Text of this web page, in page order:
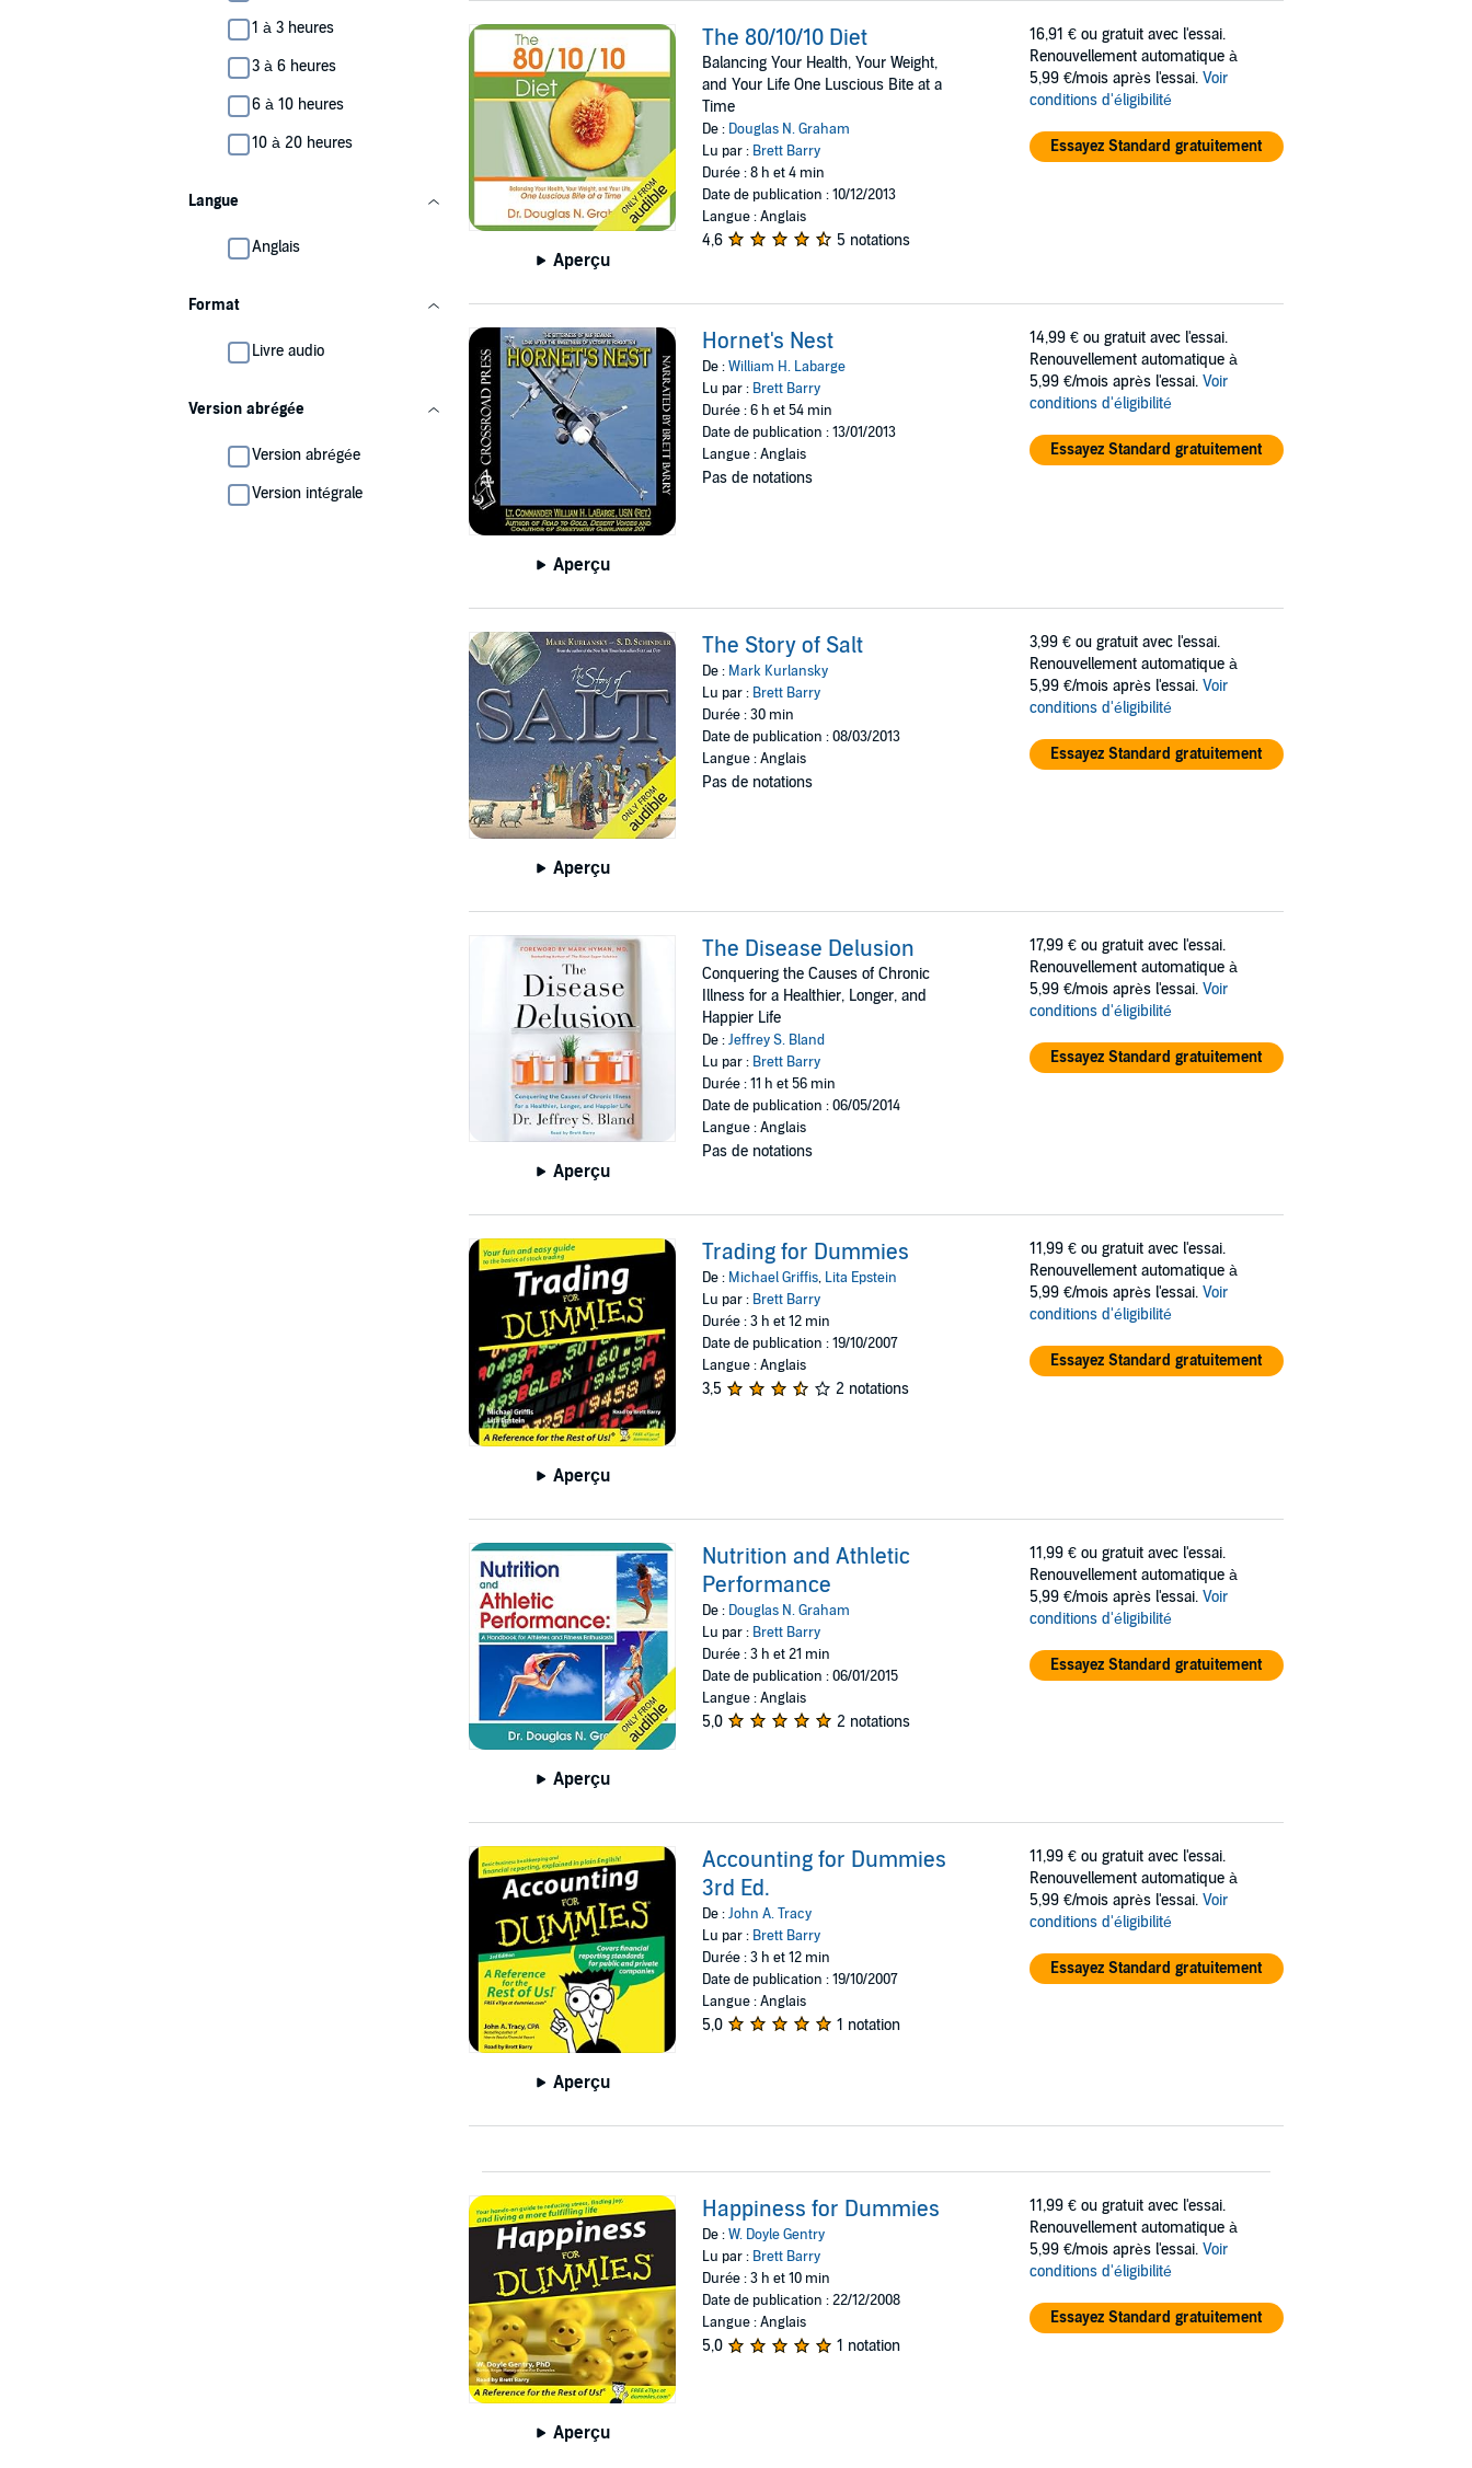
1 à 3 heures
3 à 6 heures
6 à 10 heures
10 à 20 heures
Langue
Anglais
Format
Livre audio
Version abrégée
Version abrégée
Version intégrale
Aperçu
The 80/10/10 Diet
Balancing Your Health, Your Weight,
and Your Life One Luscious Bite at a
Time
De : Douglas N. Graham
Lu par : Brett Barry
Durée : 8 h et 4 min
Date de publication : 10/12/2013
Langue : Anglais
4,6 5 notations
16,91 € ou gratuit avec l'essai.
Renouvellement automatique à
5,99 €/mois après l'essai. Voir
conditions d'éligibilité
Essayez Standard gratuitement
Aperçu
Hornet's Nest
De :William H. Labarge
Lu par : Brett Barry
Durée : 6 h et 54 min
Date de publication : 13/01/2013
Langue : Anglais
Pas de notations
14,99 € ou gratuit avec l'essai.
Renouvellement automatique à
5,99 €/mois après l'essai. Voir
conditions d'éligibilité
Essayez Standard gratuitement
Aperçu
The Story of Salt
De : Mark Kurlansky
Lu par : Brett Barry
Durée : 30 min
Date de publication : 08/03/2013
Langue : Anglais
Pas de notations
3,99 € ou gratuit avec l'essai.
Renouvellement automatique à
5,99 €/mois après l'essai. Voir
conditions d'éligibilité
Essayez Standard gratuitement
Aperçu
The Disease Delusion
Conquering the Causes of Chronic
Illness for a Healthier, Longer, and
Happier Life
De :Jeffrey S. Bland
Lu par : Brett Barry
Durée : 11 h et 56 min
Date de publication : 06/05/2014
Langue : Anglais
Pas de notations
17,99 € ou gratuit avec l'essai.
Renouvellement automatique à
5,99 €/mois après l'essai. Voir
conditions d'éligibilité
Essayez Standard gratuitement
Aperçu
Trading for Dummies
De : Michael Griffis, Lita Epstein
Lu par : Brett Barry
Durée : 3 h et 12 min
Date de publication : 19/10/2007
Langue : Anglais
3,5 2 notations
11,99 € ou gratuit avec l'essai.
Renouvellement automatique à
5,99 €/mois après l'essai. Voir
conditions d'éligibilité
Essayez Standard gratuitement
Aperçu
Nutrition and Athletic
Performance
De : Douglas N. Graham
Lu par : Brett Barry
Durée : 3 h et 21 min
Date de publication : 06/01/2015
Langue : Anglais
5,0 2 notations
11,99 € ou gratuit avec l'essai.
Renouvellement automatique à
5,99 €/mois après l'essai. Voir
conditions d'éligibilité
Essayez Standard gratuitement
Aperçu
Accounting for Dummies
3rd Ed.
De :John A. Tracy
Lu par : Brett Barry
Durée : 3 h et 12 min
Date de publication : 19/10/2007
Langue : Anglais
5,0 1 notation
11,99 € ou gratuit avec l'essai.
Renouvellement automatique à
5,99 €/mois après l'essai. Voir
conditions d'éligibilité
Essayez Standard gratuitement
Aperçu
Happiness for Dummies
De :W. Doyle Gentry
Lu par : Brett Barry
Durée : 3 h et 10 min
Date de publication : 22/12/2008
Langue : Anglais
5,0 1 notation
11,99 € ou gratuit avec l'essai.
Renouvellement automatique à
5,99 €/mois après l'essai. Voir
conditions d'éligibilité
Essayez Standard gratuitement